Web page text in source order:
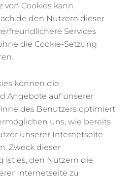
von Cookies kann
den Nutzern dieser
Services
die Cookie-Setzung
können die
Angebote auf unserer
des Benutzers optimiert
uns, wie bereits
unserer Internetseite
Zweck dieser
ist es, den Nutzern die
Internetseite zu